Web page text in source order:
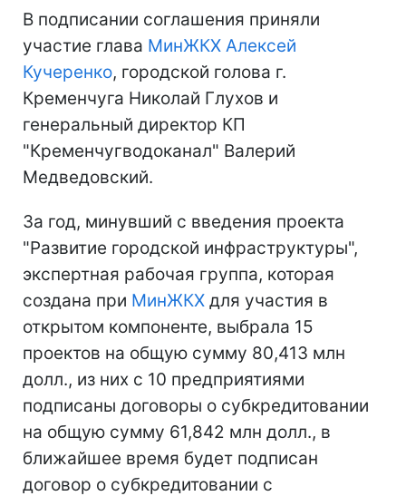
В подписании соглашения приняли
участие глава МинЖКХ Алексей
Кучеренко, городской голова г.
Кременчуга Николай Глухов и
генеральный директор КП
"Кременчугводоканал" Валерий
Медведовский.
За год, минувший с введения проекта
"Развитие городской инфраструктуры",
экспертная рабочая группа, которая
создана при МинЖКХ для участия в
открытом компоненте, выбрала 15
проектов на общую сумму 80,413 млн
долл., из них с 10 предприятиями
подписаны договоры о субкредитовании
на общую сумму 61,842 млн долл., в
ближайшее время будет подписан
договор о субкредитовании с